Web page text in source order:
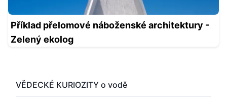
Příklad přelomové náboženské architektury -
Zelený ekolog
VĚDECKÉ KURIOZITY o vodě